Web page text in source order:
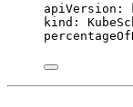
apiVersion :
kind :